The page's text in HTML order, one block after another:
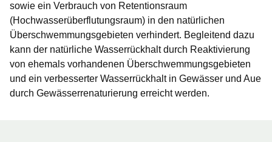
sowie ein Verbrauch von Retentionsraum
(Hochwasserüberflutungsraum) in den natürlichen
Überschwemmungsgebieten verhindert. Begleitend dazu
kann der natürliche Wasserrückhalt durch Reaktivierung
von ehemals vorhandenen Überschwemmungsgebieten
und ein verbesserter Wasserrückhalt in Gewässer und Aue
durch Gewässerrenaturierung erreicht werden.